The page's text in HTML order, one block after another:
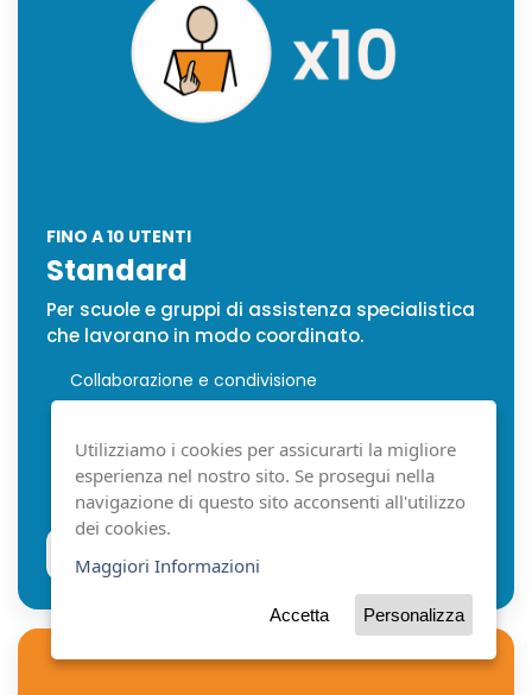
FINO A 10 UTENTI
Standard
Per scuole e gruppi di assistenza specialistica
che lavorano in modo coordinato.
Collaborazione e condivisione
Pacchetto Doppia Lingua
1 formazione personalizzata
Classroom Pack
Vedi prezzi e durate
Utilizziamo i cookies per assicurarti la migliore
esperienza nel nostro sito. Se prosegui nella
navigazione di questo sito acconsenti all'utilizzo
dei cookies.
Maggiori Informazioni
Accetta Personalizza